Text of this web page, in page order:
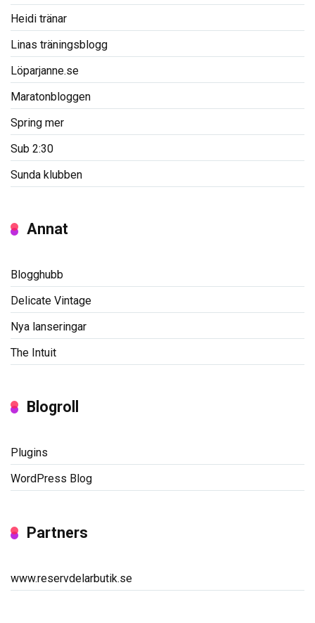
Heidi tränar
Linas träningsblogg
Löparjanne.se
Maratonbloggen
Spring mer
Sub 2:30
Sunda klubben
Annat
Blogghubb
Delicate Vintage
Nya lanseringar
The Intuit
Blogroll
Plugins
WordPress Blog
Partners
www.reservdelarbutik.se